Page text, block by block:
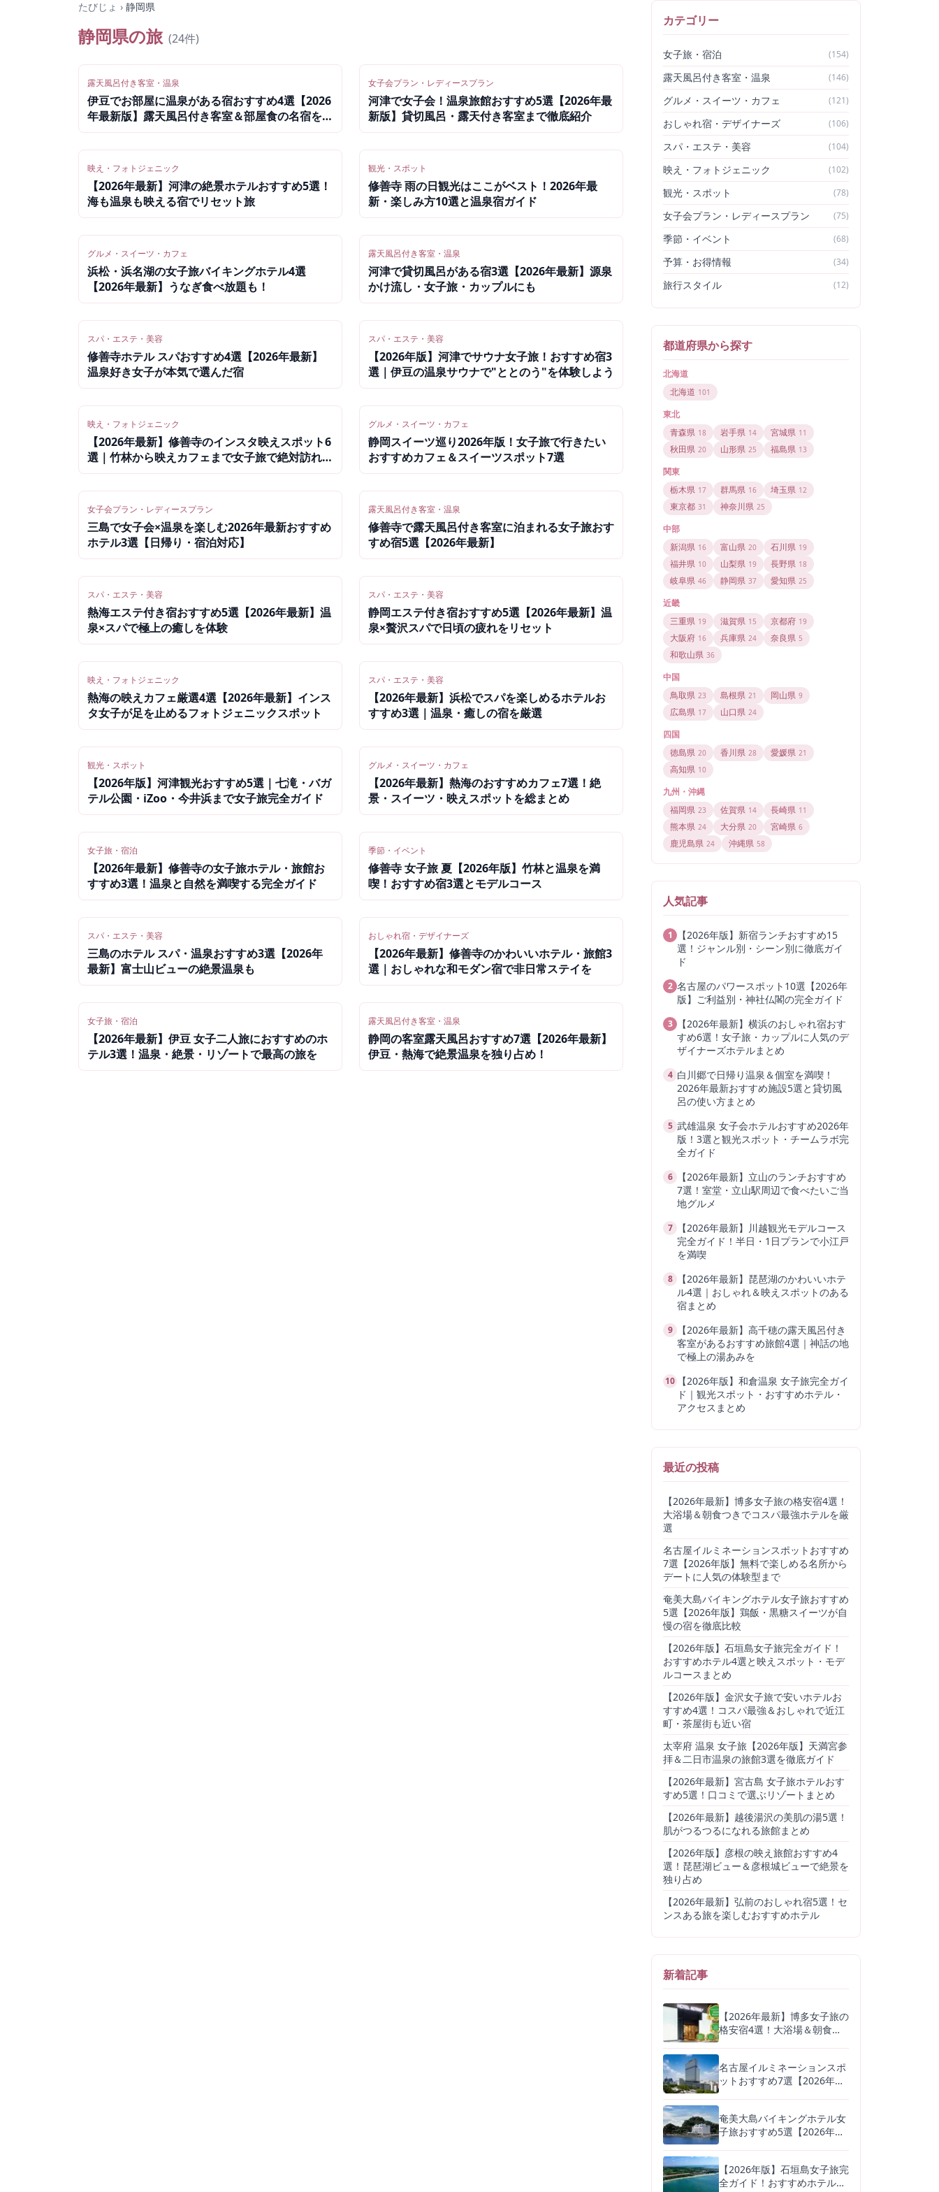
たびじょ › 静岡県
静岡県の旅 (24件)
露天風呂付き客室・温泉
伊豆でお部屋に温泉がある宿おすすめ4選【2026
年最新版】露天風呂付き客室＆部屋食の名宿を楽
天トラベルで比較
女子会プラン・レディースプラン
河津で女子会！温泉旅館おすすめ5選【2026年最
新版】貸切風呂・露天付き客室まで徹底紹介
映え・フォトジェニック
【2026年最新】河津の絶景ホテルおすすめ5選！
海も温泉も映える宿でリセット旅
観光・スポット
修善寺 雨の日観光はここがベスト！2026年最
新・楽しみ方10選と温泉宿ガイド
グルメ・スイーツ・カフェ
浜松・浜名湖の女子旅バイキングホテル4選
【2026年最新】うなぎ食べ放題も！
露天風呂付き客室・温泉
河津で貸切風呂がある宿3選【2026年最新】源泉
かけ流し・女子旅・カップルにも
スパ・エステ・美容
修善寺ホテル スパおすすめ4選【2026年最新】
温泉好き女子が本気で選んだ宿
スパ・エステ・美容
【2026年版】河津でサウナ女子旅！おすすめ宿3
選｜伊豆の温泉サウナで"ととのう"を体験しよう
映え・フォトジェニック
【2026年最新】修善寺のインスタ映えスポット6
選｜竹林から映えカフェまで女子旅で絶対訪れた
い撮影名所
グルメ・スイーツ・カフェ
静岡スイーツ巡り2026年版！女子旅で行きたい
おすすめカフェ＆スイーツスポット7選
女子会プラン・レディースプラン
三島で女子会×温泉を楽しむ2026年最新おすすめ
ホテル3選【日帰り・宿泊対応】
露天風呂付き客室・温泉
修善寺で露天風呂付き客室に泊まれる女子旅おす
すめ宿5選【2026年最新】
スパ・エステ・美容
熱海エステ付き宿おすすめ5選【2026年最新】温
泉×スパで極上の癒しを体験
スパ・エステ・美容
静岡エステ付き宿おすすめ5選【2026年最新】温
泉×贅沢スパで日頃の疲れをリセット
映え・フォトジェニック
熱海の映えカフェ厳選4選【2026年最新】インス
タ女子が足を止めるフォトジェニックスポット
スパ・エステ・美容
【2026年最新】浜松でスパを楽しめるホテルお
すすめ3選｜温泉・癒しの宿を厳選
観光・スポット
【2026年版】河津観光おすすめ5選｜七滝・バガ
テル公園・iZoo・今井浜まで女子旅完全ガイド
グルメ・スイーツ・カフェ
【2026年最新】熱海のおすすめカフェ7選！絶
景・スイーツ・映えスポットを総まとめ
女子旅・宿泊
【2026年最新】修善寺の女子旅ホテル・旅館お
すすめ3選！温泉と自然を満喫する完全ガイド
季節・イベント
修善寺 女子旅 夏【2026年版】竹林と温泉を満
喫！おすすめ宿3選とモデルコース
スパ・エステ・美容
三島のホテル スパ・温泉おすすめ3選【2026年
最新】富士山ビューの絶景温泉も
おしゃれ宿・デザイナーズ
【2026年最新】修善寺のかわいいホテル・旅館3
選｜おしゃれな和モダン宿で非日常ステイを
女子旅・宿泊
【2026年最新】伊豆 女子二人旅におすすめのホ
テル3選！温泉・絶景・リゾートで最高の旅を
露天風呂付き客室・温泉
静岡の客室露天風呂おすすめ7選【2026年最新】
伊豆・熱海で絶景温泉を独り占め！
カテゴリー
女子旅・宿泊 (154)
露天風呂付き客室・温泉 (146)
グルメ・スイーツ・カフェ (121)
おしゃれ宿・デザイナーズ (106)
スパ・エステ・美容 (104)
映え・フォトジェニック (102)
観光・スポット (78)
女子会プラン・レディースプラン (75)
季節・イベント (68)
予算・お得情報 (34)
旅行スタイル (12)
都道府県から探す
北海道
北海道 101
東北
青森県 18 岩手県 14 宮城県 11
秋田県 20 山形県 25 福島県 13
関東
栃木県 17 群馬県 16 埼玉県 12
東京都 31 神奈川県 25
中部
新潟県 16 富山県 20 石川県 19
福井県 10 山梨県 19 長野県 18
岐阜県 46 静岡県 37 愛知県 25
近畿
三重県 19 滋賀県 15 京都府 19
大阪府 16 兵庫県 24 奈良県 5
和歌山県 36
中国
鳥取県 23 島根県 21 岡山県 9
広島県 17 山口県 24
四国
徳島県 20 香川県 28 愛媛県 21
高知県 10
九州・沖縄
福岡県 23 佐賀県 14 長崎県 11
熊本県 24 大分県 20 宮崎県 6
鹿児島県 24 沖縄県 58
人気記事
1
【2026年版】新宿ランチおすすめ15
選！ジャンル別・シーン別に徹底ガイ
ド
2 名古屋のパワースポット10選【2026年
版】ご利益別・神社仏閣の完全ガイド
3
【2026年最新】横浜のおしゃれ宿おす
すめ6選！女子旅・カップルに人気のデ
ザイナーズホテルまとめ
4 白川郷で日帰り温泉＆個室を満喫！
2026年最新おすすめ施設5選と貸切風
呂の使い方まとめ
5 武雄温泉 女子会ホテルおすすめ2026年
版！3選と観光スポット・チームラボ完
全ガイド
6
【2026年最新】立山のランチおすすめ
7選！室堂・立山駅周辺で食べたいご当
地グルメ
7
【2026年最新】川越観光モデルコース
完全ガイド！半日・1日プランで小江戸
を満喫
8
【2026年最新】琵琶湖のかわいいホテ
ル4選｜おしゃれ＆映えスポットのある
宿まとめ
9
【2026年最新】高千穂の露天風呂付き
客室があるおすすめ旅館4選｜神話の地
で極上の湯あみを
10
【2026年版】和倉温泉 女子旅完全ガイ
ド｜観光スポット・おすすめホテル・
アクセスまとめ
最近の投稿
【2026年最新】博多女子旅の格安宿4選！
大浴場＆朝食つきでコスパ最強ホテルを厳
選
名古屋イルミネーションスポットおすすめ
7選【2026年版】無料で楽しめる名所から
デートに人気の体験型まで
奄美大島バイキングホテル女子旅おすすめ
5選【2026年版】鶏飯・黒糖スイーツが自
慢の宿を徹底比較
【2026年版】石垣島女子旅完全ガイド！
おすすめホテル4選と映えスポット・モデ
ルコースまとめ
【2026年版】金沢女子旅で安いホテルお
すすめ4選！コスパ最強＆おしゃれで近江
町・茶屋街も近い宿
太宰府 温泉 女子旅【2026年版】天満宮参
拝＆二日市温泉の旅館3選を徹底ガイド
【2026年最新】宮古島 女子旅ホテルおす
すめ5選！口コミで選ぶリゾートまとめ
【2026年最新】越後湯沢の美肌の湯5選！
肌がつるつるになれる旅館まとめ
【2026年版】彦根の映え旅館おすすめ4
選！琵琶湖ビュー＆彦根城ビューで絶景を
独り占め
【2026年最新】弘前のおしゃれ宿5選！セ
ンスある旅を楽しむおすすめホテル
新着記事
【2026年最新】博多女子旅の
格安宿4選！大浴場＆朝食つ
名古屋イルミネーションスポ
ットおすすめ7選【2026年
奄美大島バイキングホテル女
子旅おすすめ5選【2026年
【2026年版】石垣島女子旅完
全ガイド！おすすめホテル4